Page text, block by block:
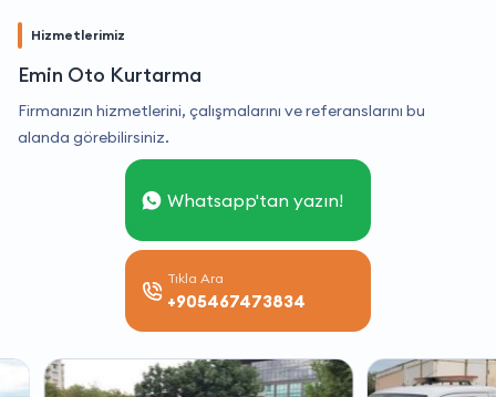
Hizmetlerimiz
Emin Oto Kurtarma
Firmanızın hizmetlerini, çalışmalarını ve referanslarını bu
alanda görebilirsiniz.
Whatsapp'tan yazın!
Tıkla Ara
+905467473834